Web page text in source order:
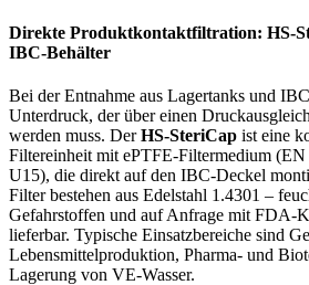
Direkte Produktkontaktfiltration: HS-
IBC-Behälter
Bei der Entnahme aus Lagertanks und
Unterdruck, der über einen
werden muss. DerHS-SteriCap ist eine
Filtereinheit mit ePTFE-Filtermedium
U15), die direkt auf den IBC-Deckel
Filter bestehen aus Edelstahl 1.4301 –
Gefahrstoffen und auf Anfrage mit FDA-
lieferbar. Typische Einsatzbereiche sind
Lebensmittelproduktion, Pharma- und
Lagerung von VE-Wasser.